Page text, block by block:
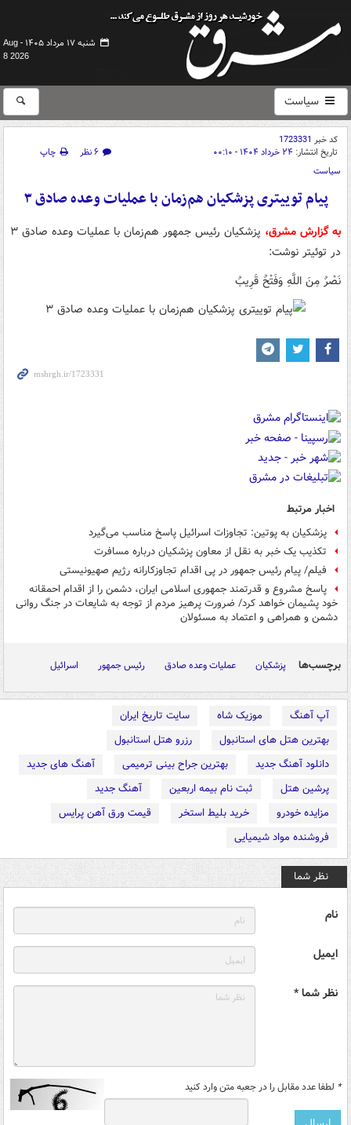
شنبه ۱۷ مرداد ۱۴۰۵ -
Aug
8 2026
سیاست
کد خبر 1723331
تاریخ انتشار: ۲۴ خرداد ۱۴۰۴ - ۰۰:۱۰ ۶ نظر
چاپ
سیاست
پیام توییتری پزشکیان هم‌زمان با عملیات وعده صادق ۳
به گزارش مشرق،
پزشکیان رئیس جمهور هم‌زمان با عملیات وعده صادق ۳
در توئیتر نوشت:
نَصْرٌ مِنَ اللَّهِ وَفَتْحٌ قَرِیبٌ
اخبار مرتبط
پزشکیان به پوتین: تجاوزات اسرائیل پاسخ مناسب می‌گیرد
تکذیب یک خبر به نقل از معاون پزشکیان درباره مسافرت
فیلم/ پیام رئیس جمهور در پی اقدام تجاوزکارانه رژیم صهیونیستی
پاسخ مشروع و قدرتمند جمهوری اسلامی ایران، دشمن را از اقدام احمقانه
خود پشیمان خواهد کرد/ ضرورت پرهیز مردم از توجه به شایعات در جنگ روانی
دشمن و همراهی و اعتماد به مسئولان
برچسب‌ها پزشکیان عملیات وعده صادق رئیس جمهور اسرائیل
آپ آهنگ موزیک شاه
سایت تاریخ ایران
بهترین هتل های استانبول
رزرو هتل استانبول
دانلود آهنگ جدید
بهترین جراح بینی ترمیمی
آهنگ های جدید
پرشین هتل
ثبت نام بیمه اربعین
آهنگ جدید
مزایده خودرو
خرید بلیط استخر
قیمت ورق آهن پرایس
فروشنده مواد شیمیایی
نظر شما
نام
ایمیل
نظر شما *
* لطفا عدد مقابل را در جعبه متن وارد کنید